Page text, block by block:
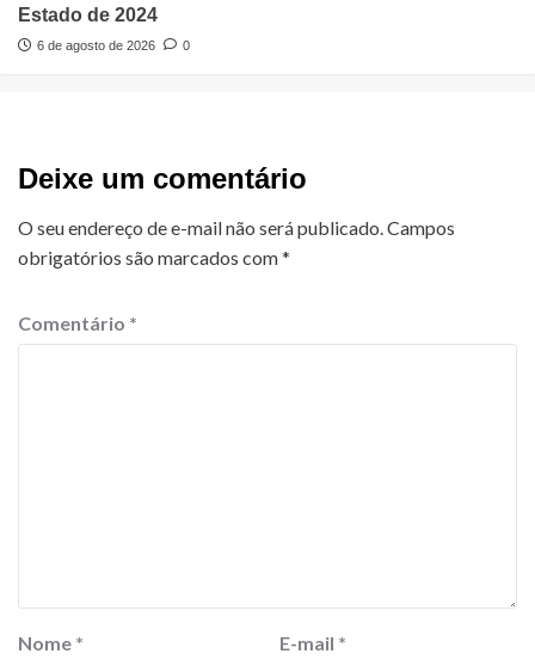
Estado de 2024
6 de agosto de 2026 0
Deixe um comentário
O seu endereço de e-mail não será publicado.Campos
obrigatórios são marcados com*
Comentário *
Nome * E-mail *